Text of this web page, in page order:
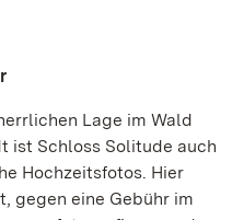
Lage im Wald
ist Schloss Solitude auch
Hochzeitsfotos. Hier
gegen eine Gebühr im